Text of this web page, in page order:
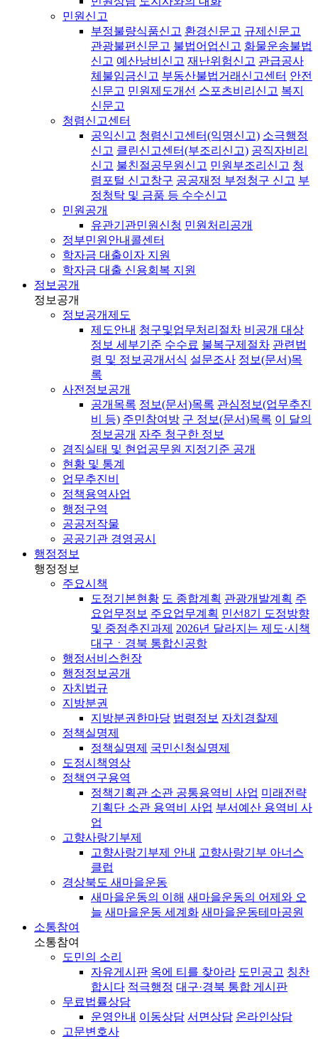
민원신고
부정불량식품신고 환경신문고 규제신문고
관광불편신문고 불법어업신고 화물운송불법
신고 예산낭비신고 재난위험신고 관급공사
체불임금신고 부동산불법거래신고센터 안전
신문고 민원제도개선 스포츠비리신고 복지
신문고
청렴신고센터
공익신고 청렴신고센터(익명신고) 소극행정
신고 클린신고센터(부조리신고) 공직자비리
신고 불친절공무원신고 민원부조리신고 청
렴포털 신고창구 공공재정 부정청구 신고 부
정청탁 및 금품 등 수수신고
민원공개
유관기관민원신청 민원처리공개
정부민원안내콜센터
학자금 대출이자 지원
학자금 대출 신용회복 지원
정보공개
정보공개
정보공개제도
제도안내 청구및업무처리절차 비공개 대상
정보 세부기준 수수료 불복구제절차 관련법
령 및 정보공개서식 설문조사 정보(문서)목
록
사전정보공개
공개목록 정보(문서)목록 관심정보(업무추진
비 등) 주민참여방 구 정보(문서)목록 이 달의
정보공개 자주 청구한 정보
겸직실태 및 현업공무원 지정기준 공개
현황 및 통계
업무추진비
정책용역사업
행정구역
공공저작물
공공기관 경영공시
행정정보
행정정보
주요시책
도정기본현황 도 종합계획 관광개발계획 주
요업무정보 주요업무계획 민선8기 도정방향
및 중점추진과제 2026년 달라지는 제도·시책
대구ㆍ경북 통합신공항
행정서비스헌장
행정정보공개
자치법규
지방분권
지방분권한마당 법령정보 자치경찰제
정책실명제
정책실명제 국민신청실명제
도정시책영상
정책연구용역
정책기획관 소관 공통용역비 사업 미래전략
기획단 소관 용역비 사업 부서예산 용역비 사
업
고향사랑기부제
고향사랑기부제 안내 고향사랑기부 아너스
클럽
경상북도 새마을운동
새마을운동의 이해 새마을운동의 어제와 오
늘 새마을운동 세계화 새마을운동테마공원
소통참여
소통참여
도민의 소리
자유게시판 옥에 티를 찾아라 도민공고 칭찬
합시다 적극행정 대구·경북 통합 게시판
무료법률상담
운영안내 이동상담 서면상담 온라인상담
고문변호사